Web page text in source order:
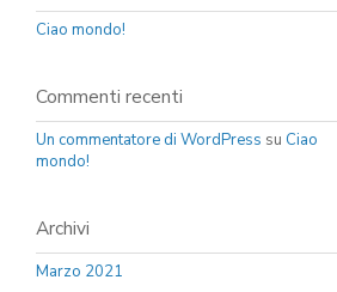
Ciao mondo!
Commenti recenti
Un commentatore di WordPress su Ciao
mondo!
Archivi
Marzo 2021